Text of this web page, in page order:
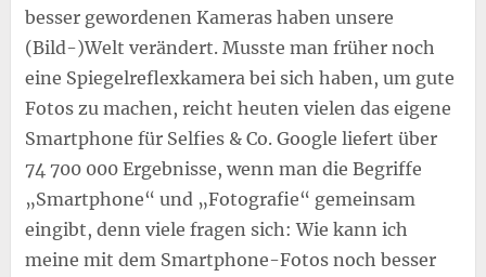
besser gewordenen Kameras haben unsere
(Bild-)Welt verändert. Musste man früher noch
eine Spiegelreflexkamera bei sich haben, um gute
Fotos zu machen, reicht heuten vielen das eigene
Smartphone für Selfies & Co. Google liefert über
74 700 000 Ergebnisse, wenn man die Begriffe
„Smartphone“ und „Fotografie“ gemeinsam
eingibt, denn viele fragen sich: Wie kann ich
meine mit dem Smartphone-Fotos noch besser